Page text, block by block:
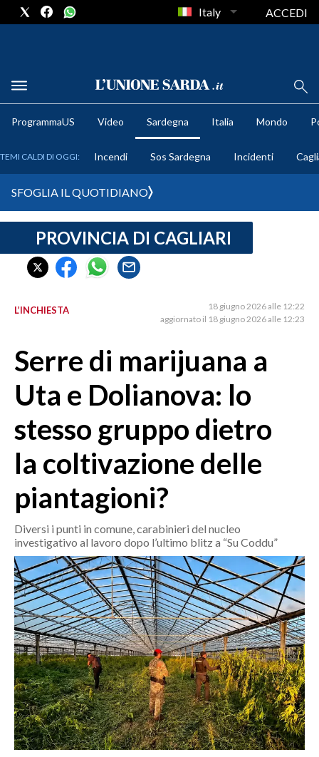
METEO
CRONACA SARDEGNA
CAGLIARI
SULCIS IGLESIENTE
SASSARI E PROVINCIA
GALLURA
OGLIASTRA
AGENDA
CRONACA
ITALIA
MONDO
POLITICA
ECONOMIA
SERVIZI ALLE IMPRESE
LAVORO
BANDI
SPORT IN SARDEGNA
SPORT
Italy ACCEDI
ProgrammaUS Video Sardegna Italia Mondo
TEMI CALDI DI OGGI: Incendi Sos Sardegna Incidenti
SFOGLIA IL QUOTIDIANO
PROVINCIA DI CAGLIARI
L’INCHIESTA
18 giugno 2026 alle 12:22
aggiornato il 18 giugno 2026 alle 12:23
Serre di marijuana a
Uta e Dolianova: lo
stesso gruppo dietro
la coltivazione delle
piantagioni?
Diversi i punti in comune, carabinieri del nucleo
investigativo al lavoro dopo l’ultimo blitz a “Su Coddu”